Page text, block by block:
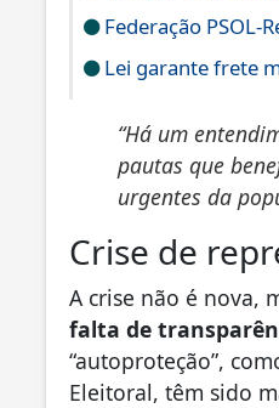
Federação PSOL-
Lei garante frete
“Há um
pautas que
urgentes da
Crise de
A crise não é nova,
falta de
“autoproteção”,
Eleitoral, têm sido